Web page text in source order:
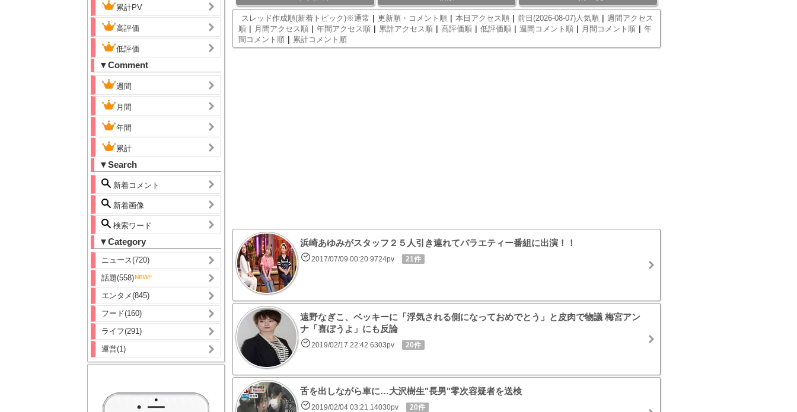
累計PV
高評価
低評価
▼Comment
週間
月間
年間
累計
▼Search
新着コメント
新着画像
検索ワード
▼Category
ニュース(720)
話題(558)
エンタメ(845)
フード(160)
ライフ(291)
運営(1)
スレッド作成順(新着トピック)※通常 | 更新順・コメント順 | 本日アクセス順 | 前日(2026-08-07)人気順 | 週間アクセス
順 | 月間アクセス順 | 年間アクセス順 | 累計アクセス順 | 高評価順 | 低評価順 | 週間コメント順 | 月間コメント順 | 年
間コメント順 | 累計コメント順
浜崎あゆみがスタッフ２５人引き連れてバラエティー番組に出演！！
2017/07/09 00:20 9724pv 21件
遠野なぎこ、ベッキーに「浮気される側になっておめでとう」と皮肉で物議 梅宮アン
ナ「喜ぼうよ」にも反論
2019/02/17 22:42 6303pv 20件
舌を出しながら車に…大沢樹生"長男"零次容疑者を送検
2019/02/04 03:21 14030pv 20件